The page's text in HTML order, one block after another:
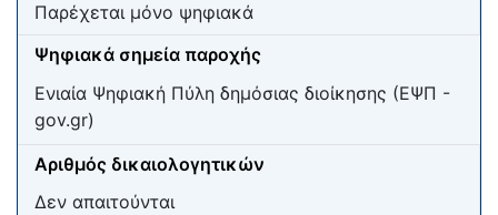
Παρέχεται μόνο ψηφιακά
Ψηφιακά σημεία παροχής
Ενιαία Ψηφιακή Πύλη δημόσιας διοίκησης (ΕΨΠ -
gov.gr)
Αριθμός δικαιολογητικών
Δεν απαιτούνται